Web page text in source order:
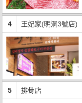
4 王妃家(明洞3號店)
5 排骨店